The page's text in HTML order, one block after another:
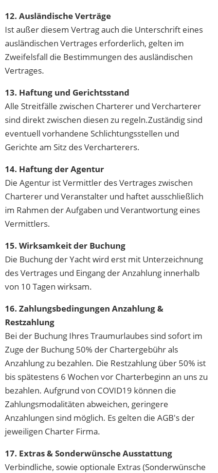
12. Ausländische Verträge
Ist außer diesem Vertrag auch die Unterschrift eines
ausländischen Vertrages erforderlich, gelten im
Zweifelsfall die Bestimmungen des ausländischen
Vertrages.
13. Haftung und Gerichtsstand
Alle Streitfälle zwischen Charterer und Vercharterer
sind direkt zwischen diesen zu regeln.Zuständig sind
eventuell vorhandene Schlichtungsstellen und
Gerichte am Sitz des Vercharterers.
14. Haftung der Agentur
Die Agentur ist Vermittler des Vertrages zwischen
Charterer und Veranstalter und haftet ausschließlich
im Rahmen der Aufgaben und Verantwortung eines
Vermittlers.
15. Wirksamkeit der Buchung
Die Buchung der Yacht wird erst mit Unterzeichnung
des Vertrages und Eingang der Anzahlung innerhalb
von 10 Tagen wirksam.
16. Zahlungsbedingungen Anzahlung &
Restzahlung
Bei der Buchung Ihres Traumurlaubes sind sofort im
Zuge der Buchung 50% der Chartergebühr als
Anzahlung zu bezahlen. Die Restzahlung über 50% ist
bis spätestens 6 Wochen vor Charterbeginn an uns zu
bezahlen. Aufgrund von COVID19 können die
Zahlungsmodalitäten abweichen, geringere
Anzahlungen sind möglich. Es gelten die AGB's der
jeweiligen Charter Firma.
17. Extras & Sonderwünsche Ausstattung
Verbindliche, sowie optionale Extras (Sonderwünsche